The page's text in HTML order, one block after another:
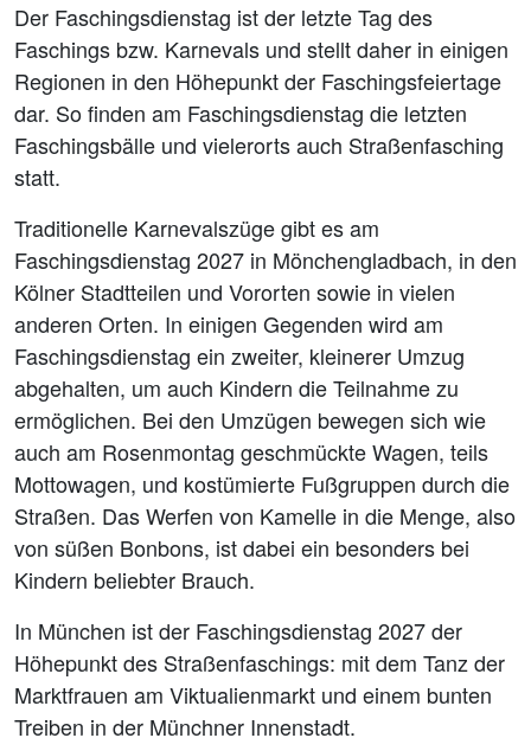
Der Faschingsdienstag ist der letzte Tag des
Faschings bzw. Karnevals und stellt daher in einigen
Regionen in den Höhepunkt der Faschingsfeiertage
dar. So finden am Faschingsdienstag die letzten
Faschingsbälle und vielerorts auch Straßenfasching
statt.
Traditionelle Karnevalszüge gibt es am
Faschingsdienstag 2027 in Mönchengladbach, in den
Kölner Stadtteilen und Vororten sowie in vielen
anderen Orten. In einigen Gegenden wird am
Faschingsdienstag ein zweiter, kleinerer Umzug
abgehalten, um auch Kindern die Teilnahme zu
ermöglichen. Bei den Umzügen bewegen sich wie
auch am Rosenmontag geschmückte Wagen, teils
Mottowagen, und kostümierte Fußgruppen durch die
Straßen. Das Werfen von Kamelle in die Menge, also
von süßen Bonbons, ist dabei ein besonders bei
Kindern beliebter Brauch.
In München ist der Faschingsdienstag 2027 der
Höhepunkt des Straßenfaschings: mit dem Tanz der
Marktfrauen am Viktualienmarkt und einem bunten
Treiben in der Münchner Innenstadt.